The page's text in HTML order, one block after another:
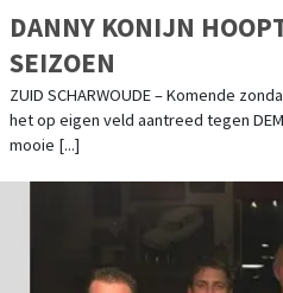
DANNY KONIJN
SEIZOEN
ZUID SCHARWOUDE – Komende
het op eigen veld aantreed tegen
mooie [...]